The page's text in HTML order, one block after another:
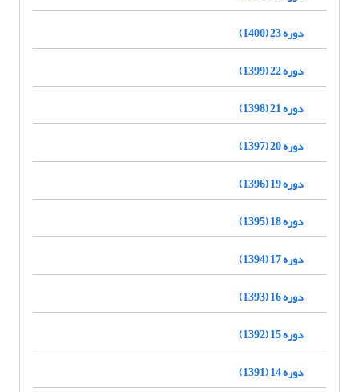
دوره 23 (1400)
دوره 22 (1399)
دوره 21 (1398)
دوره 20 (1397)
دوره 19 (1396)
دوره 18 (1395)
دوره 17 (1394)
دوره 16 (1393)
دوره 15 (1392)
دوره 14 (1391)